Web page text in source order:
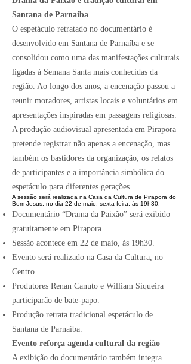
Santana de Parnaíba
O espetáculo retratado no documentário é
desenvolvido em Santana de Parnaíba e se
consolidou como uma das manifestações culturais
ligadas à Semana Santa mais conhecidas da
região. Ao longo dos anos, a encenação passou a
reunir moradores, artistas locais e voluntários em
apresentações inspiradas em passagens religiosas.
A produção audiovisual apresentada em Pirapora
pretende registrar não apenas a encenação, mas
também os bastidores da organização, os relatos
de participantes e a importância simbólica do
espetáculo para diferentes gerações.
A sessão será realizada na Casa da Cultura de Pirapora do
Bom Jesus, no dia 22 de maio, sexta-feira, às 19h30.
Documentário “Drama da Paixão” será exibido
gratuitamente em Pirapora.
Sessão acontece em 22 de maio, às 19h30.
Evento será realizado na Casa da Cultura, no
Centro.
Produtores Renan Canuto e William Siqueira
participarão de bate-papo.
Produção retrata tradicional espetáculo de
Santana de Parnaíba.
Evento reforça agenda cultural da região
A exibição do documentário também integra